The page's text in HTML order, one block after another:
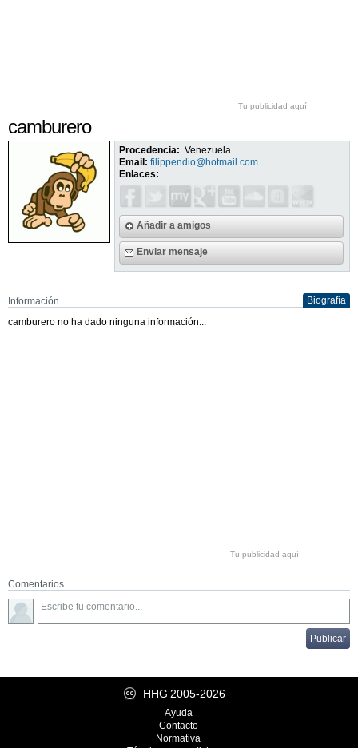
Tu publicidad aquí
camburero
Procedencia: Venezuela
Email: filippendio@hotmail.com
Enlaces:
Añadir a amigos
Enviar mensaje
Información
Biografía
camburero no ha dado ninguna información...
Tu publicidad aquí
Comentarios
HHG 2005-2026
Ayuda
Contacto
Normativa